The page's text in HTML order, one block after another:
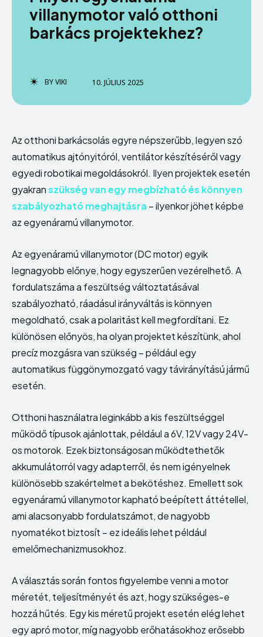
Szolgáltatás
Vállalkozás
Enter the depths of the
EchoVerse.
BELÉPÉS
HOMEPAGE PÉNZÜGY HASZNOS
OTTHON INGATLAN
BELFÖLD
EchoVerse
Copyright © Newspaper Theme.
Szolgáltatás
Vállalkozás
Enter the depths of the
EchoVerse.
BELÉPÉS
HOMEPAGE PÉNZÜGY HASZNOS
OTTHON INGATLAN
BELFÖLD
EchoVerse
Copyright © Newspaper Theme.
villanymotor való otthoni
barkács projektekhez?
BYVIKI 10. JÚLIUS 2025
Az otthoni barkácsolás egyre népszerűbb, legyen szó
automatikus ajtónyitóról, ventilátor készítéséről vagy
egyedi robotikai megoldásokról. Ilyen projektek esetén
gyakranszükség van egy megbízható és könnyen
szabályozható meghajtásra – ilyenkor jöhet képbe
az egyenáramú villanymotor.
Az egyenáramú villanymotor (DC motor) egyik
legnagyobb előnye, hogy egyszerűen vezérelhető. A
fordulatszáma a feszültség változtatásával
szabályozható, ráadásul irányváltás is könnyen
megoldható, csak a polaritást kell megfordítani. Ez
különösen előnyös, ha olyan projektet készítünk, ahol
precíz mozgásra van szükség – például egy
automatikus függönymozgató vagy távirányítású jármű
esetén.
Otthoni használatra leginkább a kis feszültséggel
működő típusok ajánlottak, például a 6V, 12V vagy 24V-
os motorok. Ezek biztonságosan működtethetők
akkumulátorról vagy adapterről, és nem igényelnek
különösebb szakértelmet a bekötéshez. Emellett sok
egyenáramú villanymotor kapható beépített áttétellel,
ami alacsonyabb fordulatszámot, de nagyobb
nyomatékot biztosít – ez ideális lehet például
emelőmechanizmusokhoz.
A választás során fontos figyelembe venni a motor
méretét, teljesítményét és azt, hogy szükséges-e
hozzá hűtés. Egy kis méretű projekt esetén elég lehet
egy apró motor, míg nagyobb erőhatásokhoz erősebb